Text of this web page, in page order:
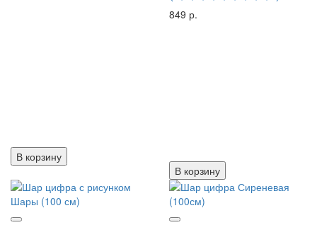
В корзину
849 р.
В корзину